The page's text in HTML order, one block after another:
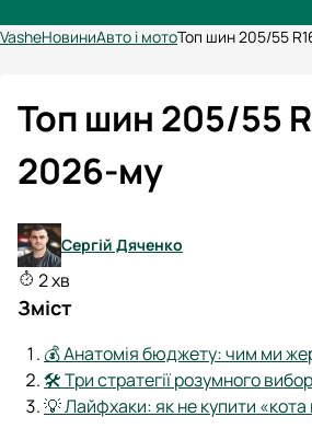
VasheНовиниАвто і мотоТоп шин 205/55
Топ шин 205/55
2026-му
Сергій Дяченко
2 хв
Зміст
💰 Анатомія бюджету: чим ми
🛠 Три стратегії розумного
💡 Лайфхаки: як не купити «кота